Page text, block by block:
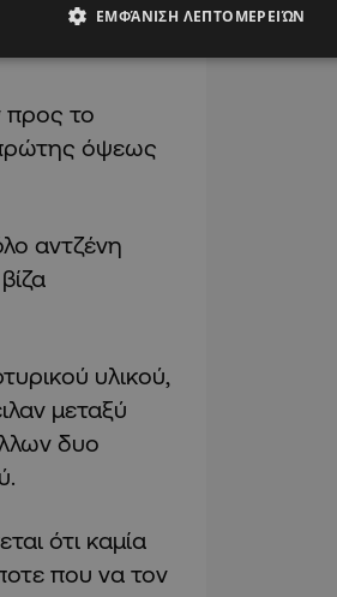
τα έκαναν
προς το
όψεως
αντζένη
υλικού,
μεταξύ
δυο
ότι καμία
που να τον
ΕΜΦΆΝΙΣΗ ΛΕΠΤΟΜΕΡΕΙΏΝ